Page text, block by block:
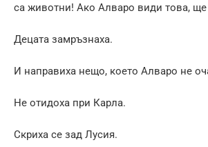
са животни! Ако Алваро види това, ще
Децата замръзнаха.
И направиха нещо, което Алваро не
Не отидоха при Карла.
Скриха се зад Лусия.